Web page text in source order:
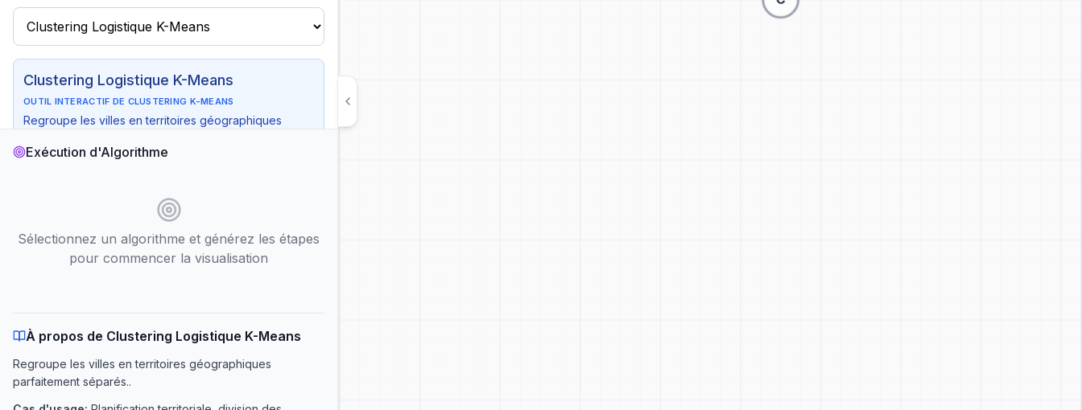
Clustering Logistique K-Means
OUTIL INTERACTIF DE CLUSTERING K-MEANS
Regroupe les villes en territoires géographiques
Temps:O(I * K * V)
Nœud de Départ :
Number of Clusters
(K)
Auto
Générer les Étapes de l'Algorithme
Exécution d'Algorithme
Sélectionnez un algorithme et générez les étapes
pour commencer la visualisation
À propos de Clustering Logistique K-Means
Regroupe les villes en territoires géographiques
parfaitement séparés..